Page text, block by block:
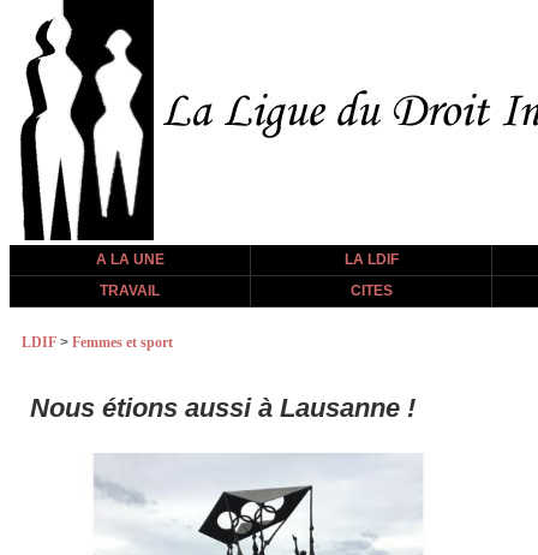
A LA UNE
LA LDIF
TRAVAIL
CITES
LDIF > Femmes et sport
Nous étions aussi à Lausanne !